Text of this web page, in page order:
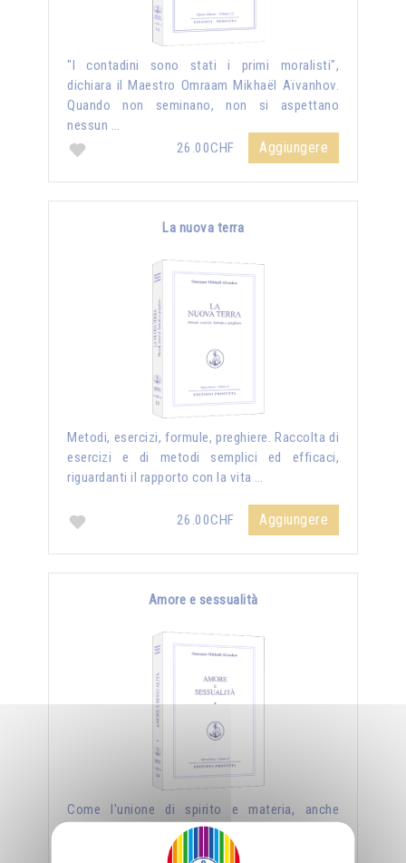
"I contadini sono stati i primi moralisti",
dichiara il Maestro Omraam Mikhaël Aïvanhov.
Quando non seminano, non si aspettano
nessun …
26.00CHF
Aggiungere
La nuova terra
Metodi, esercizi, formule, preghiere. Raccolta di
esercizi e di metodi semplici ed efficaci,
riguardanti il rapporto con la vita …
26.00CHF Aggiungere
Amore e sessualità
Come l'unione di spirito e materia, anche
l'unione di uomo e donna può essere creatrice
di nuovi mondi, ma affinché lo divenga